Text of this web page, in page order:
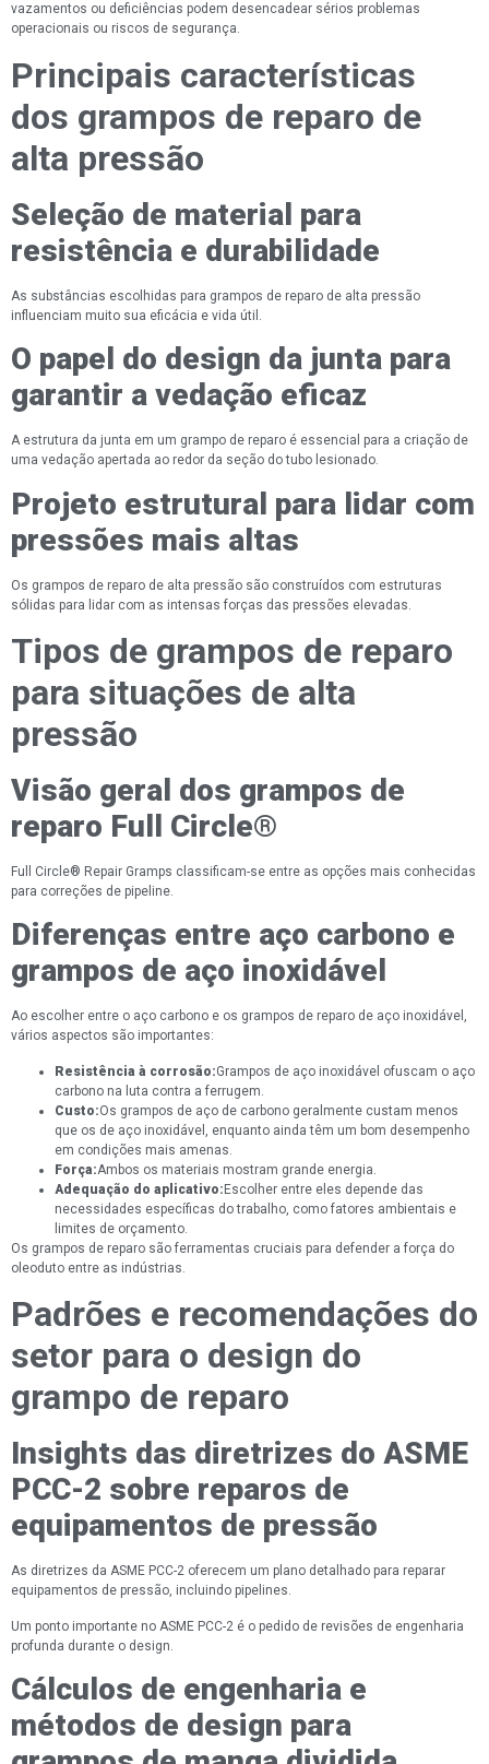
vazamentos ou deficiências podem desencadear sérios problemas
operacionais ou riscos de segurança.
Principais características
dos grampos de reparo de
alta pressão
Seleção de material para
resistência e durabilidade
As substâncias escolhidas para grampos de reparo de alta pressão
influenciam muito sua eficácia e vida útil.
O papel do design da junta para
garantir a vedação eficaz
A estrutura da junta em um grampo de reparo é essencial para a criação de
uma vedação apertada ao redor da seção do tubo lesionado.
Projeto estrutural para lidar com
pressões mais altas
Os grampos de reparo de alta pressão são construídos com estruturas
sólidas para lidar com as intensas forças das pressões elevadas.
Tipos de grampos de reparo
para situações de alta
pressão
Visão geral dos grampos de
reparo Full Circle®
Full Circle® Repair Gramps classificam-se entre as opções mais conhecidas
para correções de pipeline.
Diferenças entre aço carbono e
grampos de aço inoxidável
Ao escolher entre o aço carbono e os grampos de reparo de aço inoxidável,
vários aspectos são importantes:
Resistência à corrosão:Grampos de aço inoxidável ofuscam o aço
carbono na luta contra a ferrugem.
Custo:Os grampos de aço de carbono geralmente custam menos
que os de aço inoxidável, enquanto ainda têm um bom desempenho
em condições mais amenas.
Força:Ambos os materiais mostram grande energia.
Adequação do aplicativo:Escolher entre eles depende das
necessidades específicas do trabalho, como fatores ambientais e
limites de orçamento.
Os grampos de reparo são ferramentas cruciais para defender a força do
oleoduto entre as indústrias.
Padrões e recomendações do
setor para o design do
grampo de reparo
Insights das diretrizes do ASME
PCC-2 sobre reparos de
equipamentos de pressão
As diretrizes da ASME PCC-2 oferecem um plano detalhado para reparar
equipamentos de pressão, incluindo pipelines.
Um ponto importante no ASME PCC-2 é o pedido de revisões de engenharia
profunda durante o design.
Cálculos de engenharia e
métodos de design para